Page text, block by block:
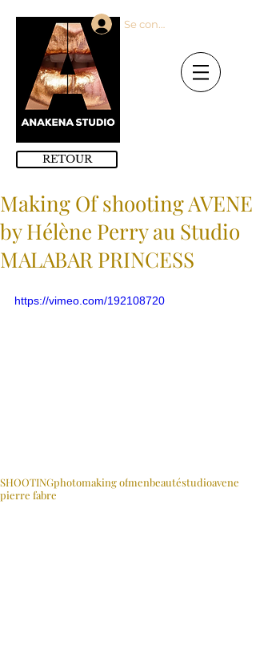
Se connecter
RETOUR
Making Of shooting AVENE
by Hélène Perry au Studio
MALABAR PRINCESS
https://vimeo.com/192108720
SHOOTINGphotomaking ofmenbeautéstudioavene
pierre fabre